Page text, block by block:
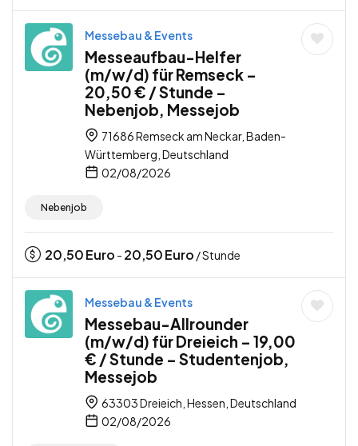
Messebau & Events
Messeaufbau-Helfer
(m/w/d) für Remseck –
20,50 € / Stunde –
Nebenjob, Messejob
71686 Remseck am Neckar, Baden-
Württemberg, Deutschland
02/08/2026
Nebenjob
20,50Euro - 20,50Euro / Stunde
Messebau & Events
Messebau-Allrounder
(m/w/d) für Dreieich – 19,00
€ / Stunde – Studentenjob,
Messejob
63303 Dreieich, Hessen, Deutschland
02/08/2026